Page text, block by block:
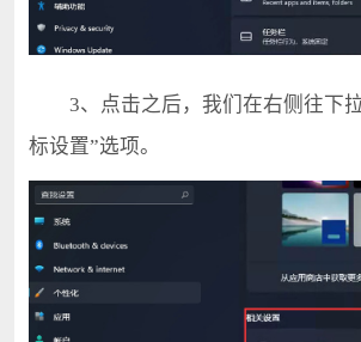
3、点击之后，我们在右侧往下拉
标设置”选项。